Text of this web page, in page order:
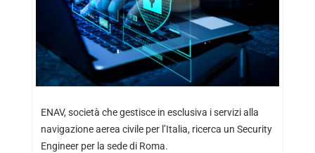
ENAV, società che gestisce in esclusiva i servizi alla
navigazione aerea civile per l’Italia, ricerca un Security
Engineer per la sede di Roma.